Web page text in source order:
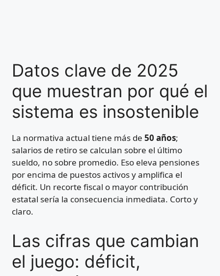
Datos clave de 2025
que muestran por qué el
sistema es insostenible
La normativa actual tiene más de 50 años;
salarios de retiro se calculan sobre el último
sueldo, no sobre promedio. Eso eleva pensiones
por encima de puestos activos y amplifica el
déficit. Un recorte fiscal o mayor contribución
estatal sería la consecuencia inmediata. Corto y
claro.
Las cifras que cambian
el juego: déficit,